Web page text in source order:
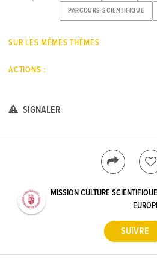
PARCOURS-SCIENTIFIQUE
SUR LES MÊMES THÈMES
ACTIONS :
SIGNALER
MISSION CULTURE